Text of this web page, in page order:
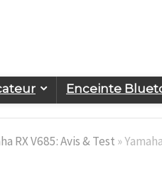
Enceinte
RX V685: Avis & Test »